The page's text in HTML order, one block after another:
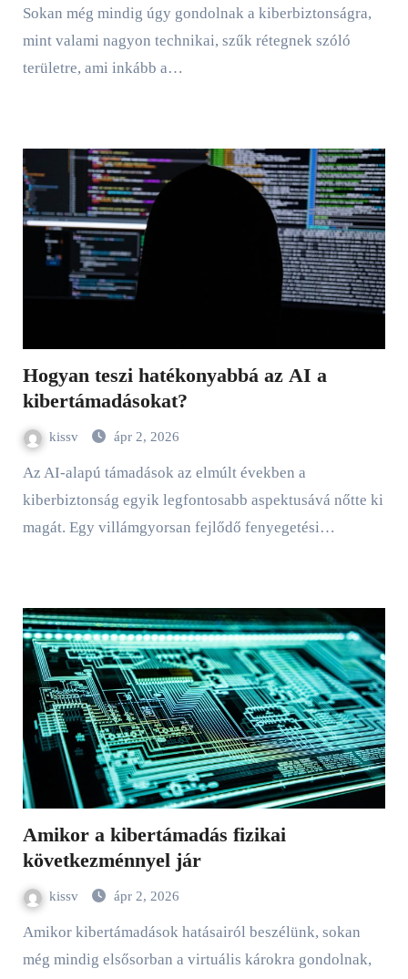
Sokan még mindig úgy gondolnak a kiberbiztonságra,
mint valami nagyon technikai, szűk rétegnek szóló
területre, ami inkább a…
Hogyan teszi hatékonyabbá az AI a
kibertámadásokat?
kissv ápr 2, 2026
Az AI-alapú támadások az elmúlt években a
kiberbiztonság egyik legfontosabb aspektusává nőtte ki
magát. Egy villámgyorsan fejlődő fenyegetési…
Amikor a kibertámadás fizikai
következménnyel jár
kissv ápr 2, 2026
Amikor kibertámadások hatásairól beszélünk, sokan
még mindig elsősorban a virtuális károkra gondolnak,